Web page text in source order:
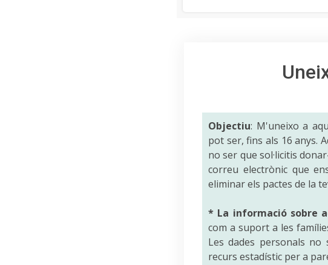
Objectiu: M'uneixo a
pot ser, fins als 16 anys.
no ser que sol·licitis
correu electrònic que
eliminar els pactes de la
* La informació sobre
com a suport a les
Les dades personals
recurs estadístic per a